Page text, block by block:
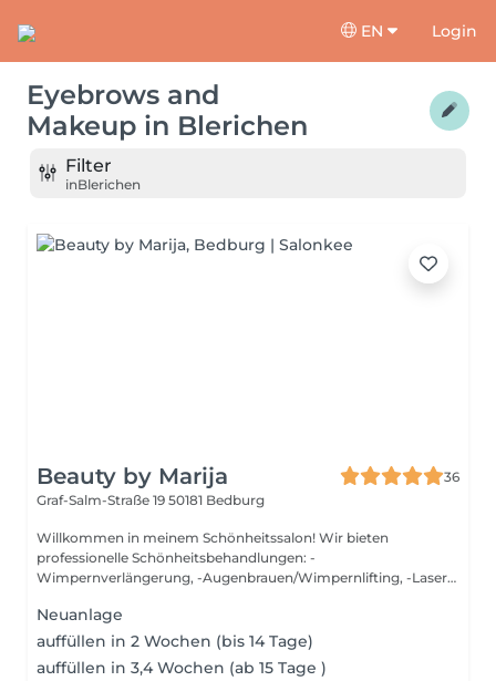
EN Login
Eyebrows and
Makeup in Blerichen
Filter
inBlerichen
Beauty by Marija
36
Graf-Salm-Straße 19 50181 Bedburg
Willkommen in meinem Schönheitssalon! Wir bieten
professionelle Schönheitsbehandlungen: -
Wimpernverlängerung, -Augenbrauen/Wimpernlifting, -Laser-
Neuanlage
auffüllen in 2 Wochen (bis 14 Tage)
auffüllen in 3,4 Wochen (ab 15 Tage )